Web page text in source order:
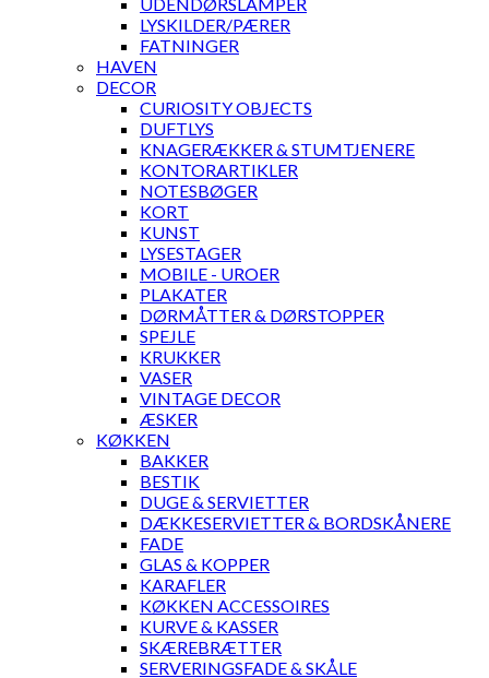
LYSKILDER/PÆRER
FATNINGER
HAVEN
DECOR
CURIOSITY OBJECTS
DUFTLYS
KNAGERÆKKER & STUMTJENERE
KONTORARTIKLER
NOTESBØGER
KORT
KUNST
LYSESTAGER
MOBILE - UROER
PLAKATER
DØRMÅTTER & DØRSTOPPER
SPEJLE
KRUKKER
VASER
VINTAGE DECOR
ÆSKER
KØKKEN
BAKKER
BESTIK
DUGE & SERVIETTER
DÆKKESERVIETTER & BORDSKÅNERE
FADE
GLAS & KOPPER
KARAFLER
KØKKEN ACCESSOIRES
KURVE & KASSER
SKÆREBRÆTTER
SERVERINGSFADE & SKÅLE